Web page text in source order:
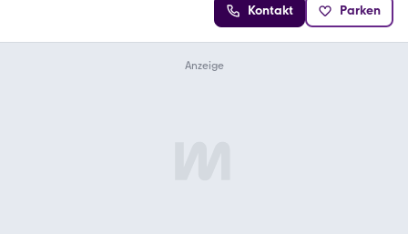
Kontakt Parken